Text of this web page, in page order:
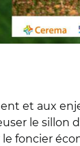
et aux
le sillon
foncier